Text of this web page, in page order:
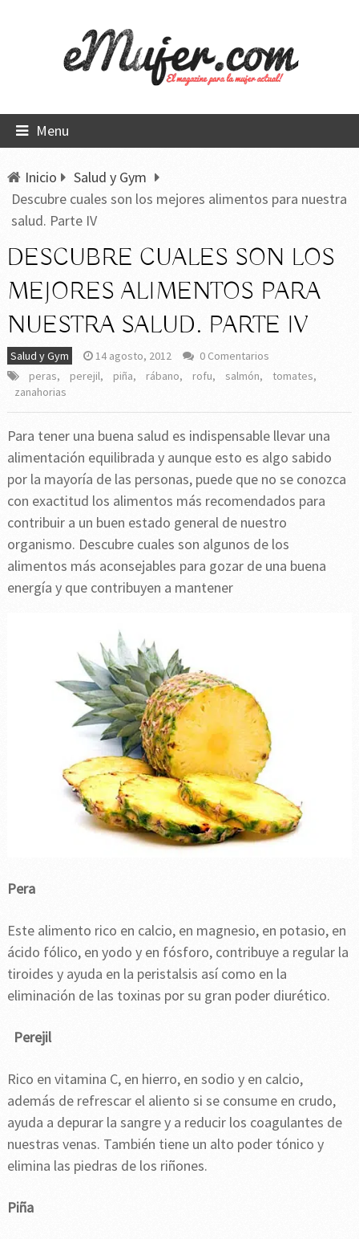
Menu
Inicio
Salud y Gym
Descubre cuales son los mejores alimentos para nuestra
salud. Parte IV
DESCUBRE CUALES SON LOS
MEJORES ALIMENTOS PARA
NUESTRA SALUD. PARTE IV
Salud y Gym 14 agosto, 2012
0 Comentarios
peras, perejil, piña, rábano, rofu, salmón, tomates,
zanahorias
Para tener una buena salud es indispensable llevar una
alimentación equilibrada y aunque esto es algo sabido
por la mayoría de las personas, puede que no se conozca
con exactitud los alimentos más recomendados para
contribuir a un buen estado general de nuestro
organismo. Descubre cuales son algunos de los
alimentos más aconsejables para gozar de una buena
energía y que contribuyen a mantener
Pera
Este alimento rico en calcio, en magnesio, en potasio, en
ácido fólico, en yodo y en fósforo, contribuye a regular la
tiroides y ayuda en la peristalsis así como en la
eliminación de las toxinas por su gran poder diurético.
Perejil
Rico en vitamina C, en hierro, en sodio y en calcio,
además de refrescar el aliento si se consume en crudo,
ayuda a depurar la sangre y a reducir los coagulantes de
nuestras venas. También tiene un alto poder tónico y
elimina las piedras de los riñones.
Piña